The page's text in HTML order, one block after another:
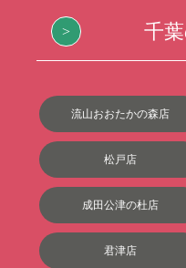
千
流山おおたかの森店
松戸店
成田公津の杜店
君津店